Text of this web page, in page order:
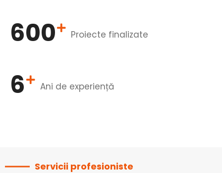
600 Proiecte finalizate
6 Ani de experiență
Servicii profesioniste